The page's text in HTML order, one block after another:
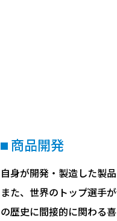
商品開発
自身が開発・製造した製
また、世界のトップ選手
の歴史に間接的に関わる